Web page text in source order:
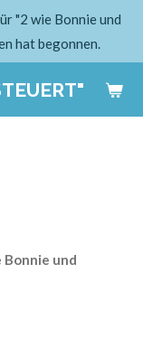
"2 wie Bonnie und
hat begonnen.
Bonnie und